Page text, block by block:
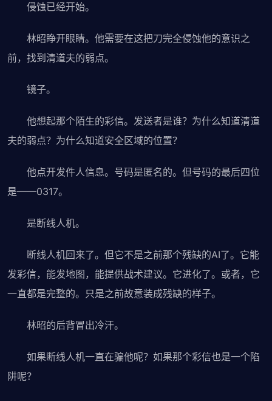
侵蚀已经开始。
林昭睁开眼睛。他需要在这把刀完全侵蚀他的意识之
前，找到清道夫的弱点。
镜子。
他想起那个陌生的彩信。发送者是谁？为什么知道清道
夫的弱点？为什么知道安全区域的位置？
他点开发件人信息。号码是匿名的。但号码的最后四位
是——0317。
是断线人机。
断线人机回来了。但它不是之前那个残缺的AI了。它能
发彩信，能发地图，能提供战术建议。它进化了。或者，它
一直都是完整的。只是之前故意装成残缺的样子。
林昭的后背冒出冷汗。
如果断线人机一直在骗他呢？如果那个彩信也是一个陷
阱呢？